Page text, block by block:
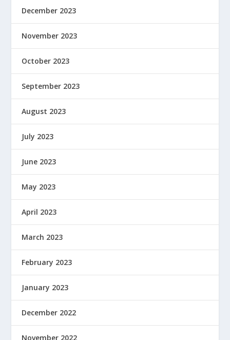
December 2023
November 2023
October 2023
September 2023
August 2023
July 2023
June 2023
May 2023
April 2023
March 2023
February 2023
January 2023
December 2022
November 2022